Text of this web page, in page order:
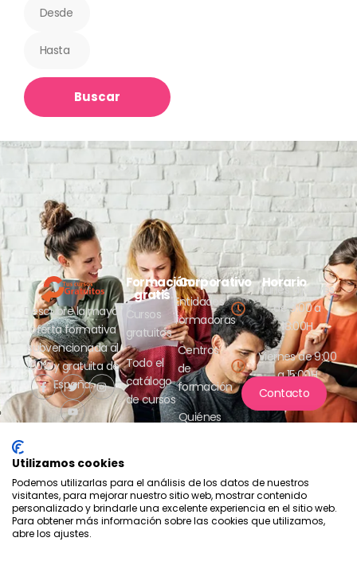
Buscar
Descubre la mayor
oferta formativa
subvencionada al
100% y gratuita de
España.
Formación
gratis
Cursos
gratuitos
Todo el
catálogo
de cursos
Corporativo
Entidades
formadoras
Centros
de
formación
Quiénes
Horario
Lunes a jueves
de 9:00 a
18:00H
Viernes de 9:00
a 15:00H
Contacto
Utilizamos cookies
Podemos utilizarlas para el análisis de los datos de nuestros
visitantes, para mejorar nuestro sitio web, mostrar contenido
personalizado y brindarle una excelente experiencia en el sitio web.
Para obtener más información sobre las cookies que utilizamos,
abre los ajustes.